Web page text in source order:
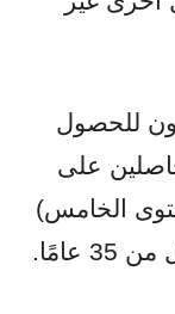
للحصول
على
الخامس)